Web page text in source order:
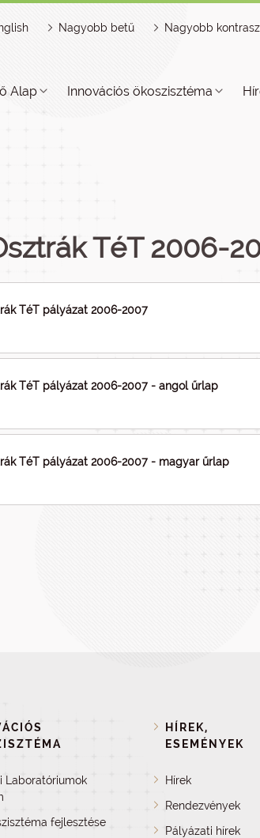
Nagyobb betű Nagyobb
Alap Innovációs ökoszisztéma
TéT 2006-
TéT pályázat 2006-2007
TéT pályázat 2006-2007 - angol űrlap
TéT pályázat 2006-2007 - magyar űrlap
Laboratóriumok
fejlesztése
HÍREK,
ESEMÉNYEK
Hírek
Rendezvények
Pályázati hírek